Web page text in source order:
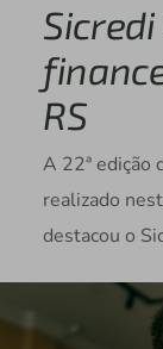
RS
A 22ª edição
realizado
destacou o